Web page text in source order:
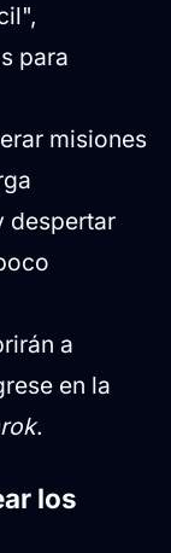
para
misiones
despertar
a
en la
.
los